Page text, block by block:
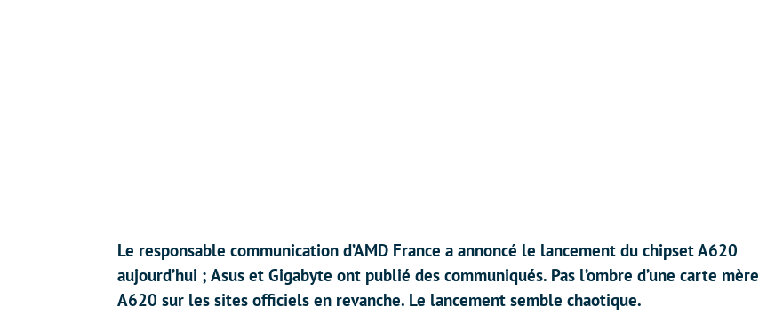
Le responsable communication d’AMD France a annoncé le lancement du chipset A620
aujourd’hui ; Asus et Gigabyte ont publié des communiqués. Pas l’ombre d’une carte mère
A620 sur les sites officiels en revanche. Le lancement semble chaotique.